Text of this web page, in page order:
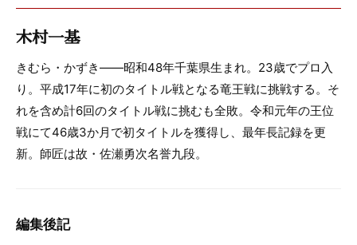
木村一基
きむら・かずき――昭和48年千葉県生まれ。23歳でプロ入
り。平成17年に初のタイトル戦となる竜王戦に挑戦する。そ
れを含め計6回のタイトル戦に挑むも全敗。令和元年の王位
戦にて46歳3か月で初タイトルを獲得し、最年長記録を更
新。師匠は故・佐瀬勇次名誉九段。
編集後記